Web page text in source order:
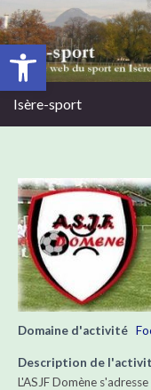
Ouvrir la barre d’outils
Isère-sport
Domaine d'activité
Description de
L'ASJF Domène